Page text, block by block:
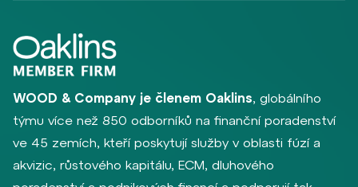
WOOD & Company je členem Oaklins, globálního
týmu více než 850 odborníků na finanční poradenství
ve 45 zemích, kteří poskytují služby v oblasti fúzí a
akvizic, růstového kapitálu, ECM, dluhového